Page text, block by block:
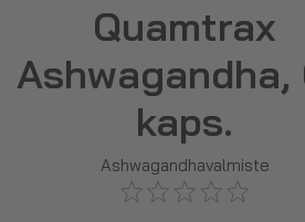
Quamtrax
Ashwagandha,
kaps.
Ashwagandhavalmiste